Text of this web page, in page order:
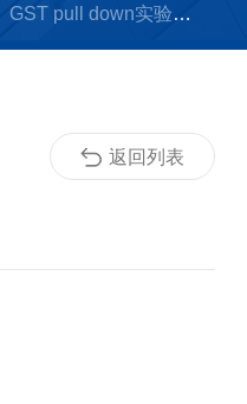
GST pull down实验技术
返回列表